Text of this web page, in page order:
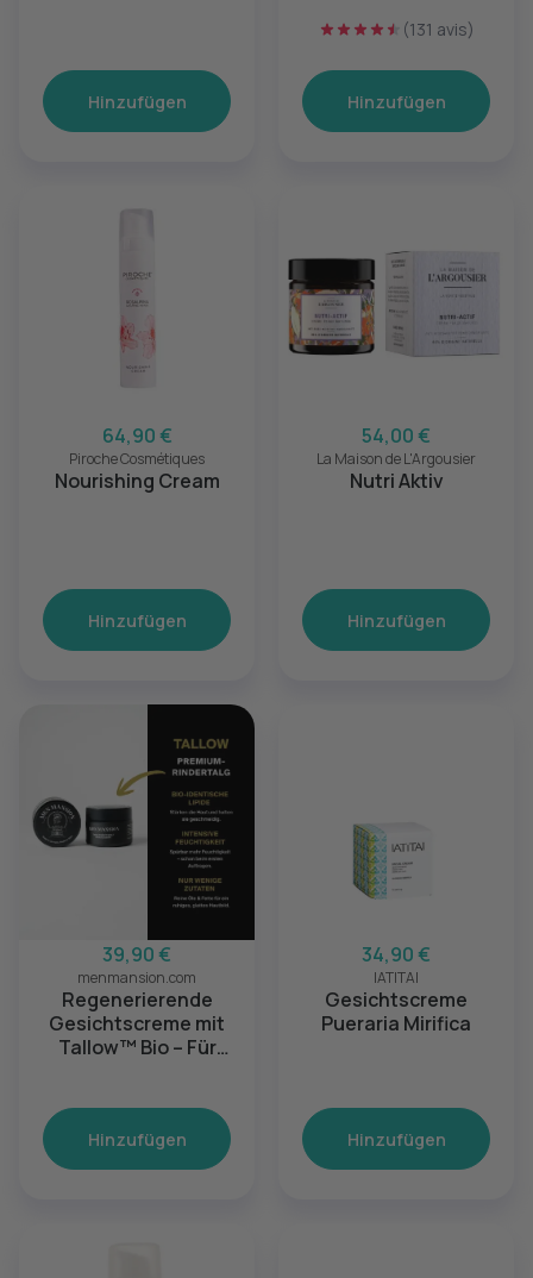
Hinzufügen
(131 avis)
Hinzufügen
64,90 €
Piroche Cosmétiques
Nourishing Cream
Hinzufügen
54,00 €
La Maison de L'Argousier
Nutri Aktiv
Hinzufügen
39,90 €
menmansion.com
Regenerierende
Gesichtscreme mit
Tallow™ Bio – Für
Hinzufügen
34,90 €
IATITAI
Gesichtscreme
Pueraria Mirifica
Hinzufügen